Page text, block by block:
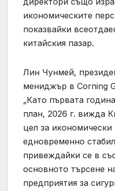
икономическите
показвайки
китайския пазар.
Лин Чунмей,
мениджър в Corning
„Като първата
план, 2026 г. вижда
цел за
едновременно
привеждайки се в
основното търсене
предприятия за